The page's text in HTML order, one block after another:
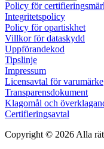
Policy för
Integritetspolicy
Policy för opartiskhet
Villkor för dataskydd
Uppförandekod
Tipslinje
Impressum
Licensavtal för varumärke
Transparensdokument
Klagomål och
Certifieringsavtal
Copyright © 2026 Alla